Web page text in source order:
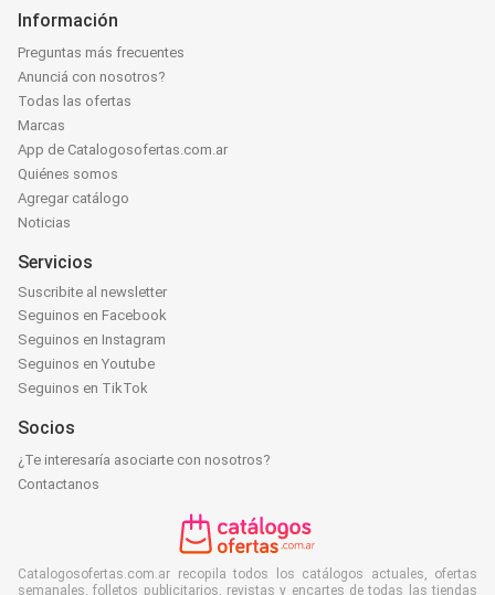
Información
Preguntas más frecuentes
Anunciá con nosotros?
Todas las ofertas
Marcas
App de Catalogosofertas.com.ar
Quiénes somos
Agregar catálogo
Noticias
Servicios
Suscribite al newsletter
Seguinos en Facebook
Seguinos en Instagram
Seguinos en Youtube
Seguinos en TikTok
Socios
¿Te interesaría asociarte con nosotros?
Contactanos
Catalogosofertas.com.ar recopila todos los catálogos actuales, ofertas
semanales, folletos publicitarios, revistas y encartes de todas las tiendas